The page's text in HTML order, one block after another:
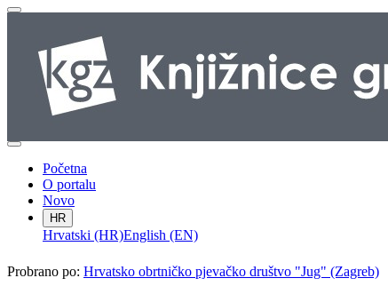
Početna
O portalu
Novo
HR
Hrvatski (HR)English (EN)
Probrano po: Hrvatsko obrtničko pjevačko društvo "Jug" (Zagreb)